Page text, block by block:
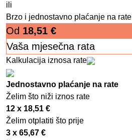
ili
Brzo i jednostavno plaćanje na rate
Od 18,51 €
Vaša mjesečna rata
Kalkulacija iznosa rate
Jednostavno plaćanje na rate
Želim što niži iznos rate
12 x 18,51 €
Želim otplatiti što prije
3 x 65,67 €